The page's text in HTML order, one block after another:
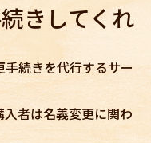
きしてくれ
続きを代行するサー
者は名義変更に関わ